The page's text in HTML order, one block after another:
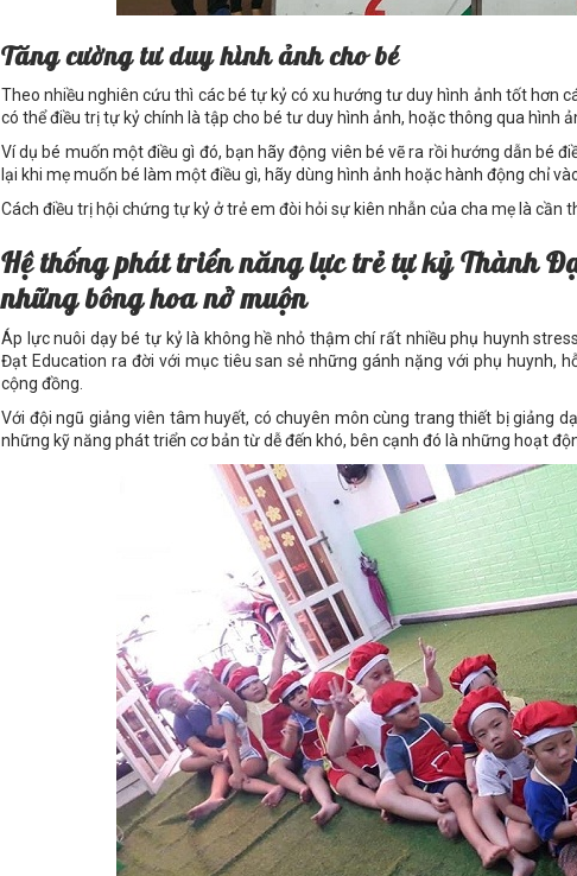
Tăng cường tưduy hìnhảnh cho bé
Theo nhiều nghiên cứu thì các bé tự kỷ có xu hướng tư duy hình ảnh tốt hơn
có thể điều trị tự kỷ chính là tập cho bé tư duy hình ảnh, hoặc thông qua hình
Ví dụ bé muốn một điều gì đó, bạn hãy động viên bé vẽ ra rồi hướng dẫn bé
lại khi mẹ muốn bé làm một điều gì, hãy dùng hình ảnh hoặc hành động chỉ
Cách điều trị hội chứng tự kỷ ở trẻ em đòi hỏi sự kiên nhẫn của cha mẹ là cần
Hệthống phát triển năng lực trẻtựkỷThành Đ
những bông hoa nởmuộn
Áp lực nuôi dạy bé tự kỷ là không hề nhỏ thậm chí rất nhiều phụ huynh
Đạt Education ra đời với mục tiêu san sẻ những gánh nặng với phụ huynh,
cộng đồng.
Với đội ngũ giảng viên tâm huyết, có chuyên môn cùng trang thiết bị giảng
những kỹ năng phát triển cơ bản từ dễ đến khó, bên cạnh đó là những hoạt